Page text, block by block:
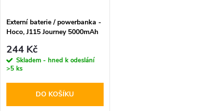
Externí baterie / powerbanka -
Hoco, J115 Journey 5000mAh
244 Kč
Skladem - hned k odeslání
>5 ks
DO KOŠÍKU